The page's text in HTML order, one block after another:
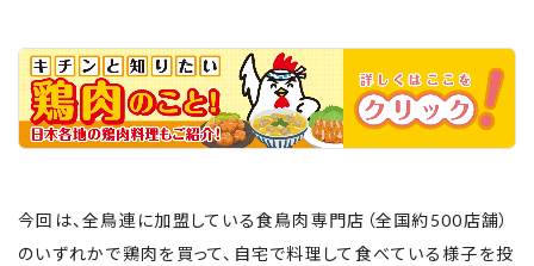
今回は、全鳥連に加盟している食鳥肉専門店（全国約500店舗）
のいずれかで鶏肉を買って、自宅で料理して食べている様子を投